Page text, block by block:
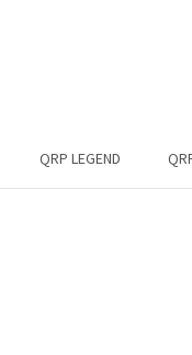
QRP LEGEND